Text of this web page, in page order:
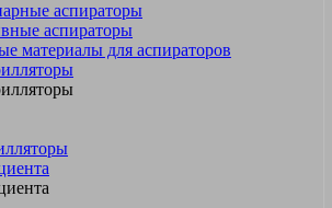
аспираторы
аспираторы
материалы для аспираторов